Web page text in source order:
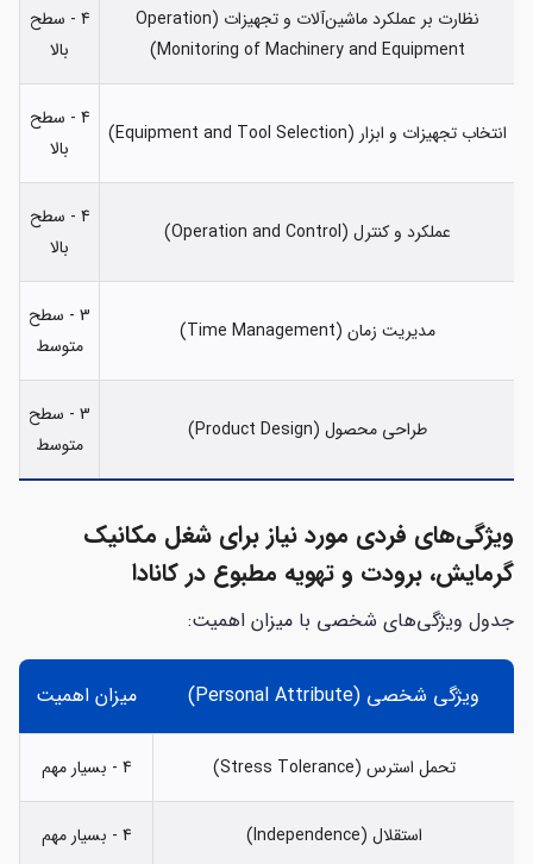
نظارت بر عملکرد ماشین‌آلات و تجهیزات (Operation
Monitoring of Machinery and Equipment)
4 - سطح
بالا
انتخاب تجهیزات و ابزار (Equipment and Tool Selection)
4 - سطح
بالا
عملکرد و کنترل (Operation and Control)
4 - سطح
بالا
مدیریت زمان (Time Management)
3 - سطح
متوسط
طراحی محصول (Product Design)
3 - سطح
متوسط
ویژگی‌های فردی مورد نیاز برای شغل مکانیک
گرمایش، برودت و تهویه مطبوع در کانادا
جدول ویژگی‌های شخصی با میزان اهمیت:
ویژگی شخصی (Personal Attribute) میزان اهمیت
تحمل استرس (Stress Tolerance) 4 - بسیار مهم
استقلال (Independence) 4 - بسیار مهم